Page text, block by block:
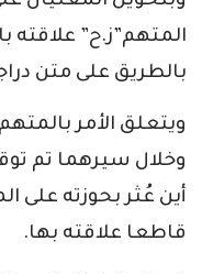
المتهم”ز.ح” علاقته
بالطريق على متن
ويتعلق الأمر
وخلال سيرهما تم
أين عُثر بحوزته على
قاطعا علاقته بها.